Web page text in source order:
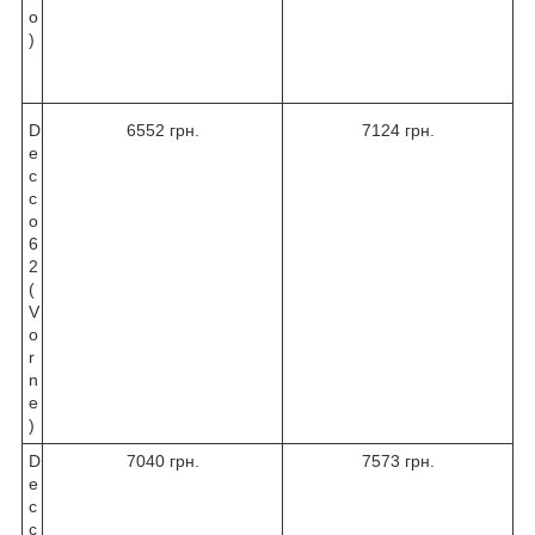
o
)
D
e
c
c
o
6
2
(
V
o
r
n
e
)
6552 грн. 7124 грн.
D
e
c
c
7040 грн. 7573 грн.